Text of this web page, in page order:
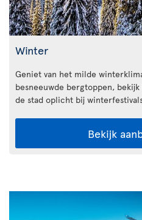
Winter
Geniet van het milde
besneeuwde bergtoppen,
de stad oplicht bij
Bekijk